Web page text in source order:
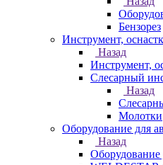
Бензорез
Инструмент,
Назад
Инструмент,
Слесарный
Назад
Молотки
Оборудование для
Назад
Оборудование